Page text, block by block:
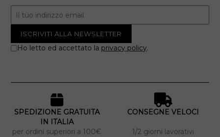
Ho letto ed accettato la privacy policy.
SPEDIZIONE GRATUITA
IN ITALIA
per ordini superiori a 100€
CONSEGNE VELOCI
1/2 giorni lavorativi